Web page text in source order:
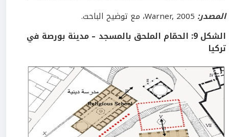
المصدر:
الشكل 9
: الحمّام الملحق بالمسجد – مدينة بورصة في
تركيا